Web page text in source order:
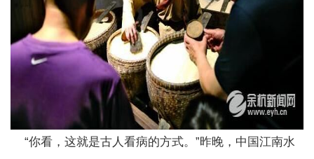
“你看，这就是古人看病的方式。”昨晚，中国江南水